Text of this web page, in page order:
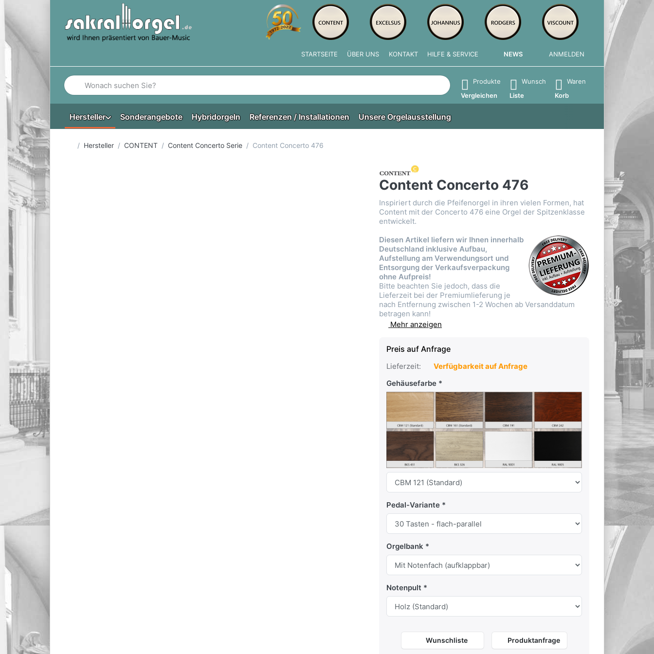
STARTSEITE ÜBER UNS KONTAKT HILFE & SERVICE NEWS ANMELDEN
Geben Sie einen Suchbegriff ein. Während Sie tippen, erscheinen automatisch erste Ergebnisse. Drücken Sie die Eingabetaste, um alle Ergebnisse aufzurufen.
Produkte
Vergleichen
Wunsch
Liste
Waren
Korb
Hersteller Sonderangebote Hybridorgeln Referenzen / Installationen Unsere Orgelausstellung
Startseite
Hersteller CONTENT Content Concerto Serie Content Concerto 476
Content Concerto 476
Inspiriert durch die Pfeifenorgel in ihren vielen Formen, hat
Content mit der Concerto 476 eine Orgel der Spitzenklasse
entwickelt.
Diesen Artikel liefern wir Ihnen innerhalb
Deutschland inklusive Aufbau,
Aufstellung am Verwendungsort und
Entsorgung der Verkaufsverpackung
ohne Aufpreis!
Bitte beachten Sie jedoch, dass die
Lieferzeit bei der Premiumlieferung je
nach Entfernung zwischen 1-2 Wochen ab Versanddatum
betragen kann!
Mehr anzeigen
Preis auf Anfrage
Lieferzeit:
Verfügbarkeit auf Anfrage
Gehäusefarbe
Pedal-Variante
Orgelbank
Notenpult
Wunschliste Produktanfrage